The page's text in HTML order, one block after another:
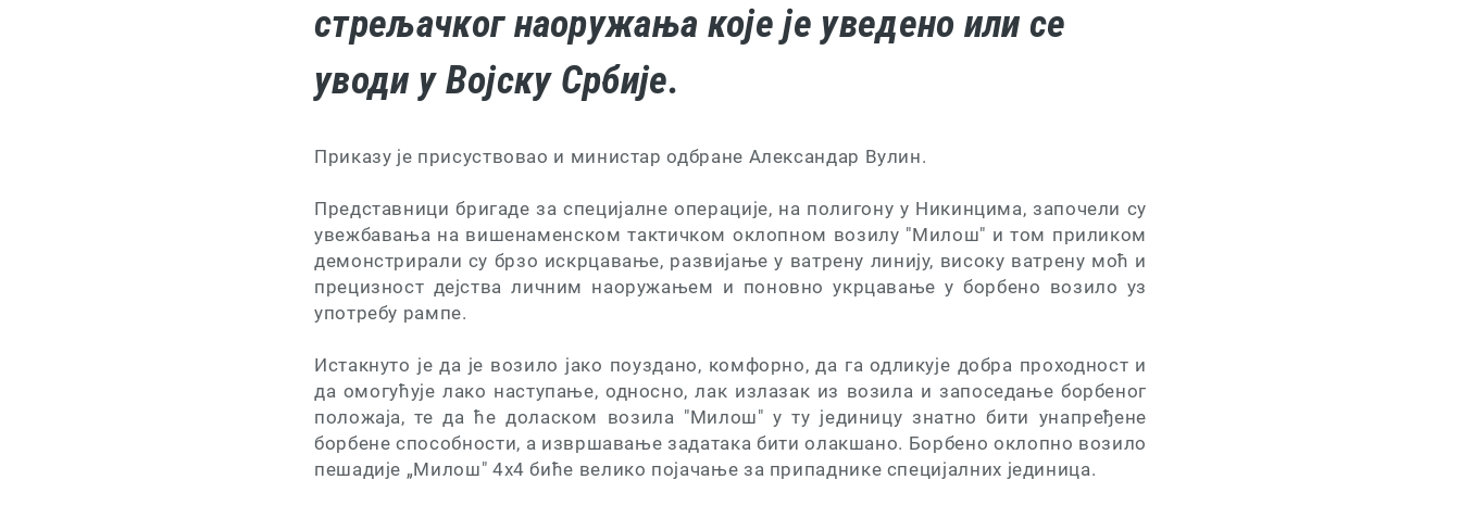
стрељачког наоружања које је уведено или се
уводи у Војску Србије.
Приказу је присуствовао и министар одбране Александар Вулин.
Представници бригаде за специјалне операције, на полигону у Никинцима, започели су
увежбавања на вишенаменском тактичком оклопном возилу "Милош" и том приликом
демонстрирали су брзо искрцавање, развијање у ватрену линију, високу ватрену моћ и
прецизност дејства личним наоружањем и поновно укрцавање у борбено возило уз
употребу рампе.
Истакнуто је да је возило јако поуздано, комфорно, да га одликује добра проходност и
да омогућује лако наступање, односно, лак излазак из возила и запоседање борбеног
положаја, те да ће доласком возила "Милош" у ту јединицу знатно бити унапређене
борбене способности, а извршавање задатака бити олакшано. Борбено оклопно возило
пешадије „Милош" 4x4 биће велико појачање за припаднике специјалних јединица.